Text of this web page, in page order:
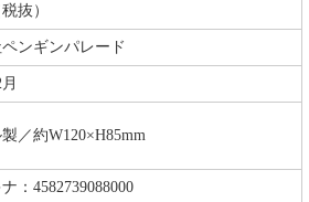
抜）
ンギンパレード
／約W120×H85mm
：4582739088000